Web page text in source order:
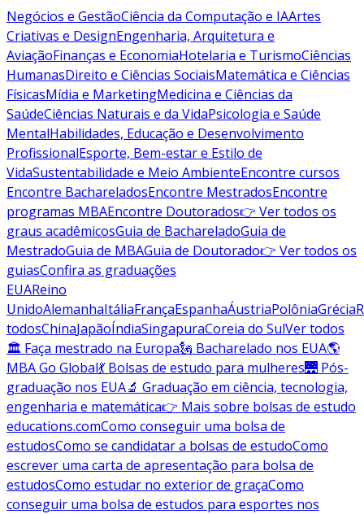
Negócios e GestãoCiência da Computação e IAArtes
Criativas e DesignEngenharia, Arquitetura e
AviaçãoFinanças e EconomiaHotelaria e TurismoCiências
HumanasDireito e Ciências SociaisMatemática e Ciências
FísicasMídia e MarketingMedicina e Ciências da
SaúdeCiências Naturais e da VidaPsicologia e Saúde
MentalHabilidades, Educação e Desenvolvimento
ProfissionalEsporte, Bem-estar e Estilo de
VidaSustentabilidade e Meio AmbienteEncontre cursos
Encontre BachareladosEncontre MestradosEncontre
programas MBAEncontre Doutorados👉 Ver todos os
graus acadêmicosGuia de BachareladoGuia de
MestradoGuia de MBAGuia de Doutorado👉 Ver todos os
guiasConfira as graduações
EUAReino
UnidoAlemanhaItáliaFrançaEspanhaÁustriaPolôniaGrécia
todosChinaJapãoÍndiaSingapuraCoreia do SulVer todos
🏛 Faça mestrado na Europa🗽 Bacharelado nos EUA🌎
MBA Go Global💃 Bolsas de estudo para mulheres🌉 Pós-
graduação nos EUA🔬 Graduação em ciência, tecnologia,
engenharia e matemática👉 Mais sobre bolsas de estudo
educations.comComo conseguir uma bolsa de
estudosComo se candidatar a bolsas de estudoComo
escrever uma carta de apresentação para bolsa de
estudosComo estudar no exterior de graçaComo
conseguir uma bolsa de estudos para esportes nos